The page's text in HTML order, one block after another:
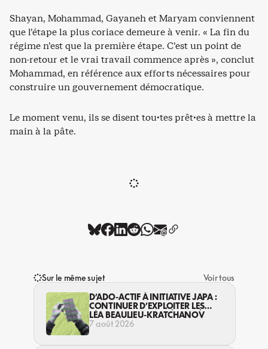
Shayan, Mohammad, Gayaneh et Maryam conviennent
que l’étape la plus coriace demeure à venir. « La fin du
régime n’est que la première étape. C’est un point de
non-retour et le vrai travail commence après », conclut
Mohammad, en référence aux efforts nécessaires pour
construire un gouvernement démocratique.
Le moment venu, ils se disent tou·tes prêt·es à mettre la
main à la pâte.
Sur le même sujet
Voir tous
D’ADO-ACTIF À INITIATIVE JAPA :
CONTINUER D’EXPLOITER LES
JEUNES… DANS LA LÉGALITÉ?
LÉA BEAULIEU-KRATCHANOV
7 août 2026